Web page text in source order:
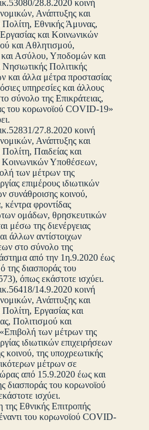
28.8.2020 κοινή
Ανάπτυξης και
Εθνικής Άμυνας,
και Κοινωνικών
και Αθλητισμού,
Ασύλου, Υποδομών και
Πολιτικής
και άλλα μέτρα προστασίας
υπηρεσίες και άλλους
σύνολο της Επικράτειας,
του κορωνοϊού COVID-19»
27.8.2020 κοινή
Ανάπτυξης και
Παιδείας και
Υποθέσεων,
των μέτρων της
επιμέρους ιδιωτικών
συνάθροισης κοινού,
κέντρα φροντίδας
ομάδων, θρησκευτικών
μέσω της διενέργειας
άλλων αντίστοιχων
στο σύνολο της
από την 1η.9.2020 έως
της διασποράς του
όπως εκάστοτε ισχύει.
14.9.2020 κοινή
Ανάπτυξης και
Εργασίας και
Πολιτισμού και
των μέτρων της
ιδιωτικών επιχειρήσεων
της υποχρεωτικής
μέτρων σε
από 15.9.2020 έως και
διασποράς του κορωνοϊού
ισχύει.
Εθνικής Επιτροπής
του κορωνοϊού COVID-